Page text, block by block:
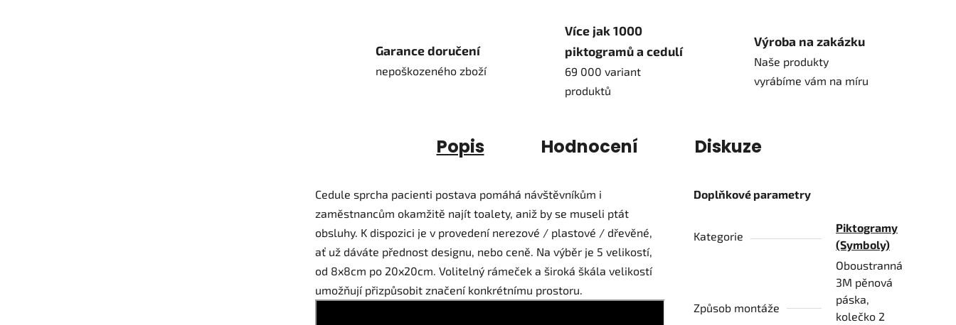
Garance doručení
nepoškozeného zboží
Více jak 1000
piktogramů a cedulí
69 000 variant
produktů
Výroba na zakázku
Naše produkty
vyrábíme vám na míru
Popis Hodnocení Diskuze
Cedule sprcha pacienti postava pomáhá návštěvníkům i
zaměstnancům okamžitě najít toalety, aniž by se museli ptát
obsluhy. K dispozici je v provedení nerezové / plastové / dřevěné,
ať už dáváte přednost designu, nebo ceně. Na výběr je 5 velikostí,
od 8x8cm po 20x20cm. Volitelný rámeček a široká škála velikostí
umožňují přizpůsobit značení konkrétnímu prostoru.
Doplňkové parametry
Kategorie
Piktogramy
(Symboly)
Způsob montáže
Oboustranná
3M pěnová
páska,
kolečko 2